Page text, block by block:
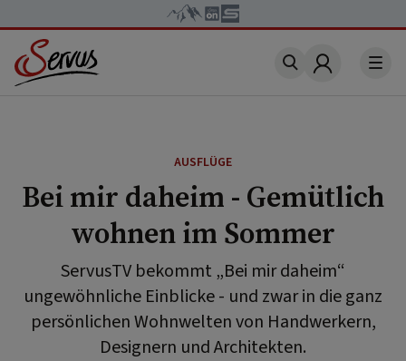
Account
AUSFLÜGE
Bei mir daheim - Gemütlich
wohnen im Sommer
ServusTV bekommt „Bei mir daheim“
ungewöhnliche Einblicke - und zwar in die ganz
persönlichen Wohnwelten von Handwerkern,
Designern und Architekten.